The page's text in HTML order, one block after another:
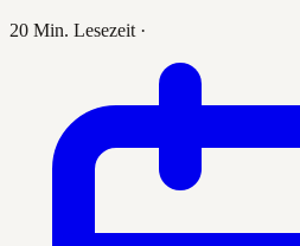
20 Min. Lesezeit ·